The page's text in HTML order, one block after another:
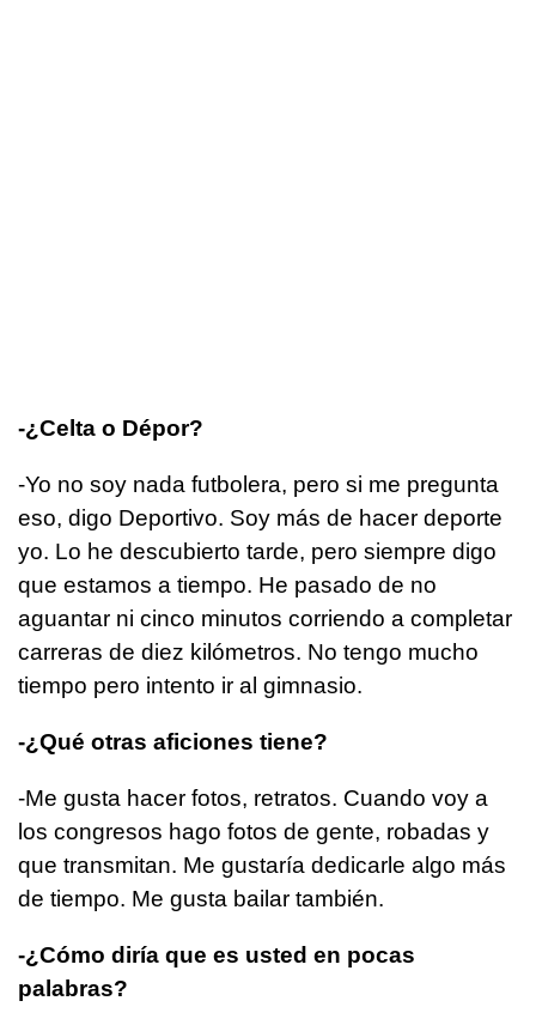
-¿Celta o Dépor?
-Yo no soy nada futbolera, pero si me pregunta
eso, digo Deportivo. Soy más de hacer deporte
yo. Lo he descubierto tarde, pero siempre digo
que estamos a tiempo. He pasado de no
aguantar ni cinco minutos corriendo a completar
carreras de diez kilómetros. No tengo mucho
tiempo pero intento ir al gimnasio.
-¿Qué otras aficiones tiene?
-Me gusta hacer fotos, retratos. Cuando voy a
los congresos hago fotos de gente, robadas y
que transmitan. Me gustaría dedicarle algo más
de tiempo. Me gusta bailar también.
-¿Cómo diría que es usted en pocas
palabras?